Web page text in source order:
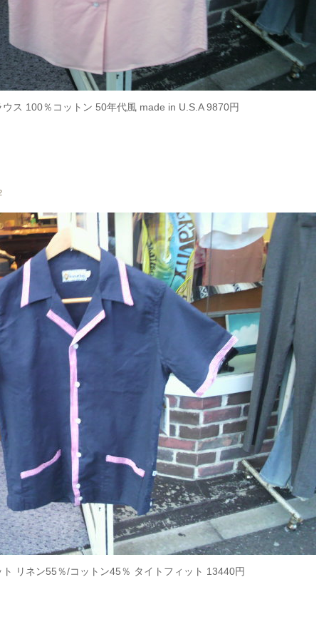
ス 100％コットン 50年代風 made in U.S.A 9870円
リネン55％/コットン45％ タイトフィット 13440円